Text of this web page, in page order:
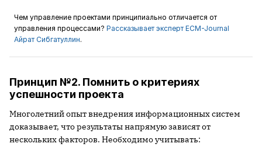
Чем управление проектами принципиально отличается от
управления процессами? Рассказывает эксперт ECM-Journal
Айрат Сибгатуллин.
Принцип №2. Помнить о критериях
успешности проекта
Многолетний опыт внедрения информационных систем
доказывает, что результаты напрямую зависят от
нескольких факторов. Необходимо учитывать: